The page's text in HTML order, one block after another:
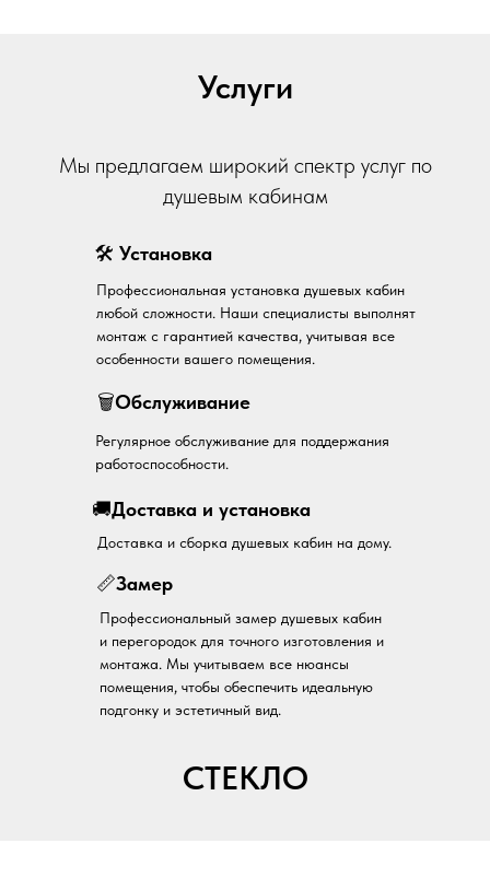
Услуги
Мы предлагаем широкий спектр услуг по
душевым кабинам
🛠 Установка
🗑Обслуживание
🚚Доставка и установка
📏Замер
Профессиональная установка душевых кабин
любой сложности. Наши специалисты выполнят
монтаж с гарантией качества, учитывая все
особенности вашего помещения.
Регулярное обслуживание для поддержания
работоспособности.
Доставка и сборка душевых кабин на дому.
Профессиональный замер душевых кабин
и перегородок для точного изготовления и
монтажа. Мы учитываем все нюансы
помещения, чтобы обеспечить идеальную
подгонку и эстетичный вид.
СТЕКЛО